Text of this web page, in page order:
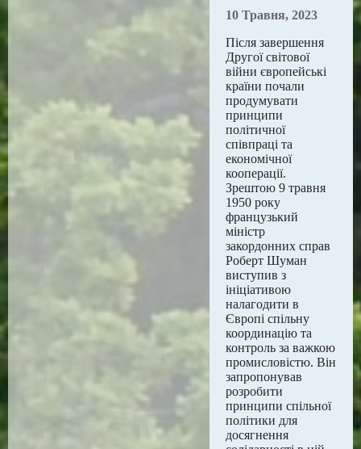
10 Травня, 2023
Після завершення
Другої світової
війни європейські
країни почали
продумувати
принципи
політичної
співпраці та
економічної
кооперації.
Зрештою 9 травня
1950 року
французький
міністр
закордонних справ
Роберт Шуман
виступив з
ініціативою
налагодити в
Європі спільну
координацію та
контроль за важкою
промисловістю. Він
запропонував
розробити
принципи спільної
політики для
досягнення